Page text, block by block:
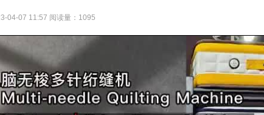
04-07 11:57 阅读量：1095